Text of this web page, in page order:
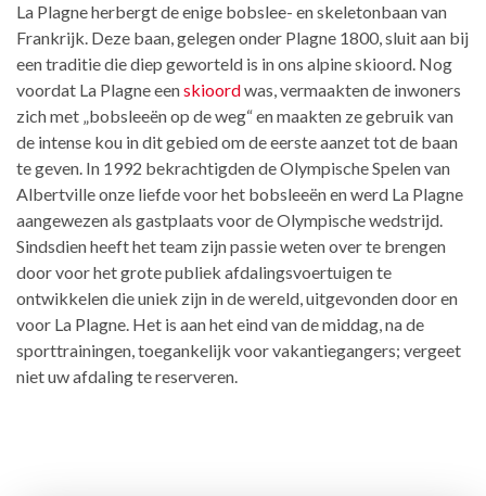
La Plagne herbergt de enige bobslee- en skeletonbaan van
Frankrijk. Deze baan, gelegen onder Plagne 1800, sluit aan bij
een traditie die diep geworteld is in ons alpine skioord. Nog
voordat La Plagne eenskioordwas, vermaakten de inwoners
zich met „bobsleeën op de weg“ en maakten ze gebruik van
de intense kou in dit gebied om de eerste aanzet tot de baan
te geven. In 1992 bekrachtigden de Olympische Spelen van
Albertville onze liefde voor het bobsleeën en werd La Plagne
aangewezen als gastplaats voor de Olympische wedstrijd.
Sindsdien heeft het team zijn passie weten over te brengen
door voor het grote publiek afdalingsvoertuigen te
ontwikkelen die uniek zijn in de wereld, uitgevonden door en
voor La Plagne. Het is aan het eind van de middag, na de
sporttrainingen, toegankelijk voor vakantiegangers; vergeet
niet uw afdaling te reserveren.